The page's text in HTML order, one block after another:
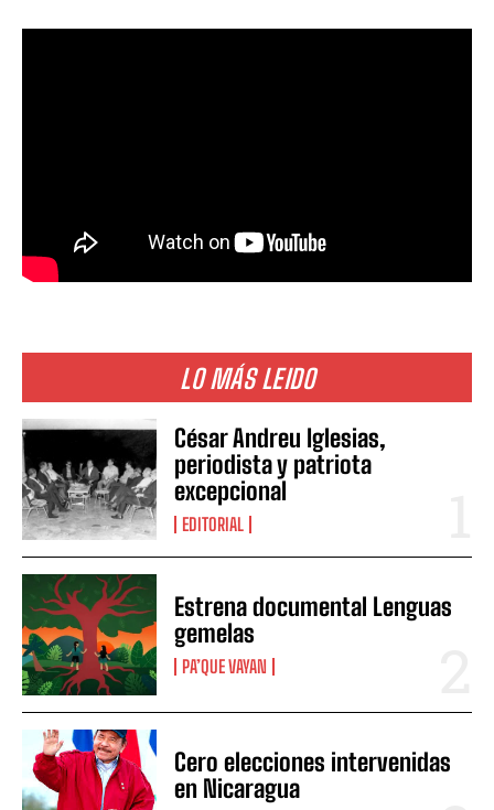
LO MÁS LEIDO
César Andreu Iglesias,
periodista y patriota
excepcional
EDITORIAL
Estrena documental Lenguas
gemelas
PA’QUE VAYAN
Cero elecciones intervenidas
en Nicaragua